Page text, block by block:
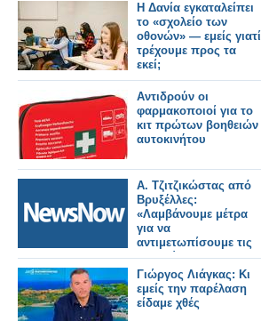
Η Δανία εγκαταλείπει
το «σχολείο των
οθονών» — εμείς γιατί
τρέχουμε προς τα
εκεί;
Αντιδρούν οι
φαρμακοποιοί για το
κιτ πρώτων βοηθειών
αυτοκινήτου
Α. Τζιτζικώστας από
Βρυξέλλες:
«Λαμβάνουμε μέτρα
για να
αντιμετωπίσουμε τις
επιπτώσεις στον
τομέα των μεταφορών
και τα καύσιμα από
την κρίση στη Μέση
Ανατολή»
Γιώργος Λιάγκας: Κι
εμείς την παρέλαση
είδαμε χθές